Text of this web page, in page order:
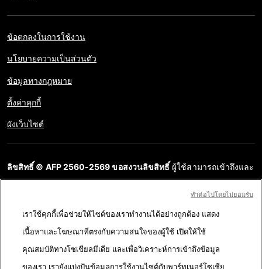
ข้อตกลงในการใช้งาน
นโยบายความเป็นส่วนตัว
ข้อมูลทางกฎหมาย
ตั้งค่าคุกกี้
ผังเว็บไซต์
ลิขสิทธิ์ © AFP 2560-2569 ขอสงวนลิขสิทธิ์ ผู้ใช้สามารถเข้าถึงและ
นำเนื้อหาบนเว็บไซต์ของ AFP ไปเผยแพร่ต่อโดยไม่ได้รับอนุญาตก่อน
ในวัตถุประสงค์อื่น โดยเฉพาะการนำไปผลิตซ้ำ การใช้เพื่อสื่อสารกับ
สาธารณะ หรือการเผยแพร่เนื้อหาบนเว็บไซต์ ทั้งในบางส่วนหรือ
เราใช้คุกกี้เพื่อช่วยให้ไซต์ของเราทำงานได้อย่างถูกต้อง แสดง
เนื้อหาและโฆษณาที่ตรงกับความสนใจของผู้ใช้ เปิดให้ใช้
คุณสมบัติทางโซเชียลมีเดีย และเพื่อวิเคราะห์การเข้าถึงข้อมูล
ของเรา เรายังแบ่งปันข้อมูลการใช้งานไซต์กับพาร์ทเนอร์โซเชีย
ทําต่อไปโดยไม่ยอมรับ